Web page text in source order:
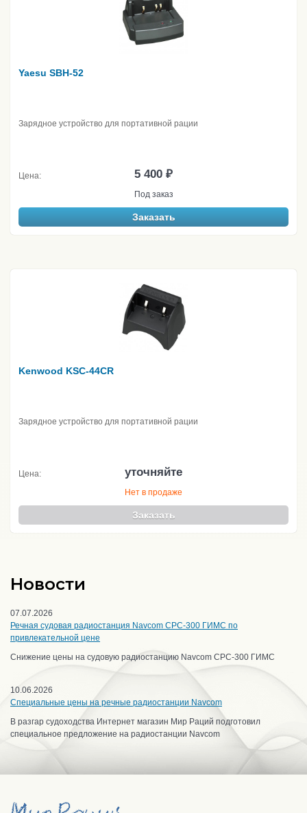
Yaesu SBH-52
Зарядное устройство для портативной рации
Цена: 5 400 ₽
Под заказ
Заказать
Kenwood KSC-44CR
Зарядное устройство для портативной рации
Цена: уточняйте
Нет в продаже
Заказать
Новости
07.07.2026
Речная судовая радиостанция Navcom CPC-300 ГИМС по
привлекательной цене
Снижение цены на судовую радиостанцию Navcom CPC-300 ГИМС
10.06.2026
Специальные цены на речные радиостанции Navcom
В разгар судоходства Интернет магазин Мир Раций подготовил
специальное предложение на радиостанции Navcom